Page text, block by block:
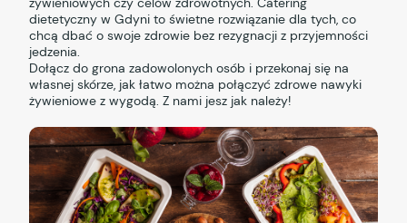
dietetyczny w Gdyni to świetne rozwiązanie dla tych, co
chcą dbać o swoje zdrowie bez rezygnacji z przyjemności
jedzenia.
Dołącz do grona zadowolonych osób i przekonaj się na
własnej skórze, jak łatwo można połączyć zdrowe nawyki
żywieniowe z wygodą. Z nami jesz jak należy!